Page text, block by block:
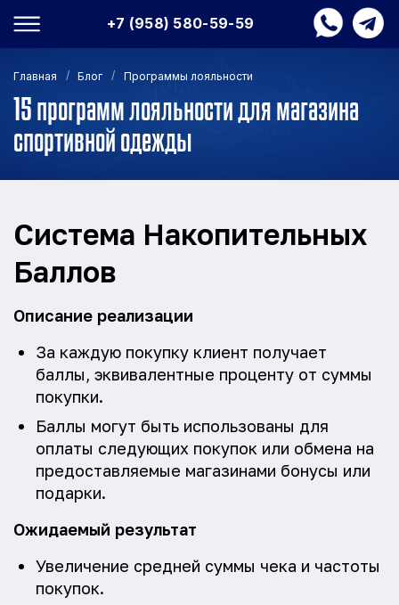
+7 (958) 580-59-59
Главная / Блог / Программы лояльности
15 программ лояльности для магазина
спортивной одежды
Система Накопительных
Баллов
Описание реализации
За каждую покупку клиент получает
баллы, эквивалентные проценту от суммы
покупки.
Баллы могут быть использованы для
оплаты следующих покупок или обмена на
предоставляемые магазинами бонусы или
подарки.
Ожидаемый результат
Увеличение средней суммы чека и частоты
покупок.